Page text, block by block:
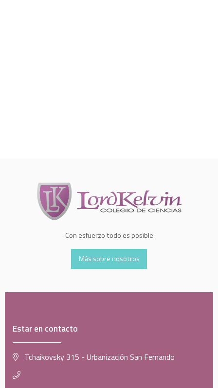
Con esfuerzo todo es posible
Más sobre nosotros
Estar en contacto
Tchaikovsky 315 - Urbanización San Fernando